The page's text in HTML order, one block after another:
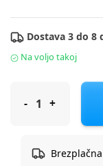
Dostava 3 do 8
Na voljo takoj
Cool Club majica